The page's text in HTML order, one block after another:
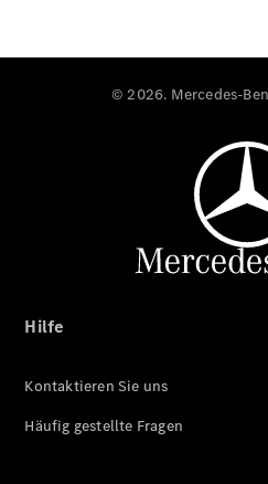
© 2026. Mercedes-
Hilfe
Kontaktieren Sie uns
Häufig gestellte Fragen